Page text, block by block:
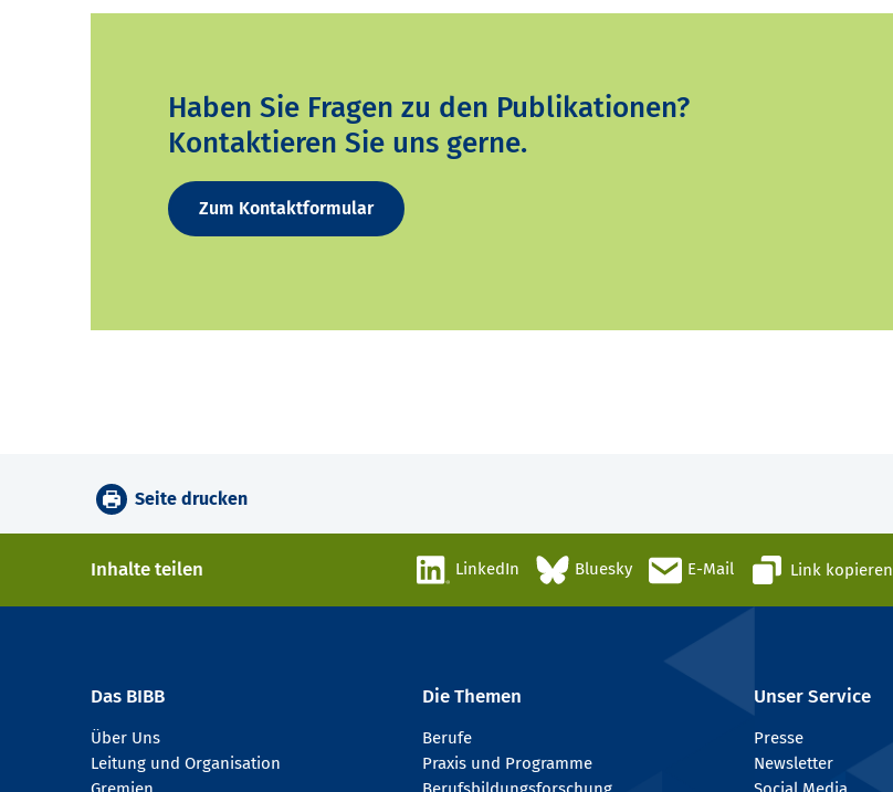
Haben Sie Fragen zu den Publikationen?
Kontaktieren Sie uns gerne.
Zum Kontaktformular
Seite drucken
Inhalte teilen LinkedIn Bluesky E-Mail Link kopieren
Das BIBB
Über Uns
Leitung und Organisation
Die Themen
Berufe
Praxis und Programme
Unser Service
Presse
Newsletter